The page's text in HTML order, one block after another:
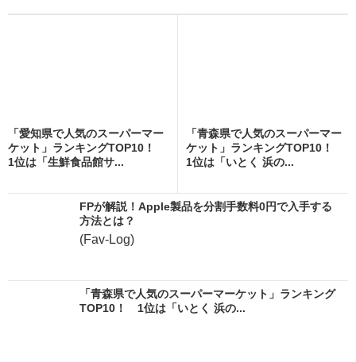
「愛知県で人気のスーパーマー
ケット」ランキングTOP10！
1位は「生鮮食品館サ...
「青森県で人気のスーパーマー
ケット」ランキングTOP10！
1位は「いとく 浜の...
FPが解説！Apple製品を分割手数料0円で入手する
方法とは？
(Fav-Log)
「青森県で人気のスーパーマーケット」ランキング
TOP10！ 1位は「いとく 浜の...